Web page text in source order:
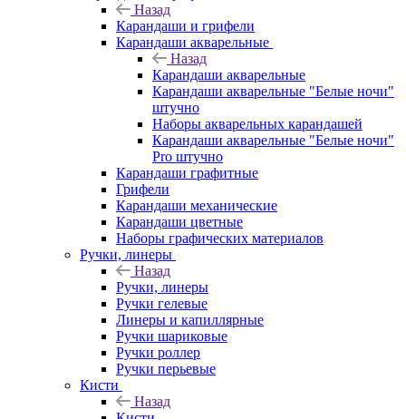
Назад
Карандаши и грифели
Карандаши акварельные
Назад
Карандаши акварельные
Карандаши акварельные "Белые ночи"
штучно
Наборы акварельных карандашей
Карандаши акварельные "Белые ночи"
Pro штучно
Карандаши графитные
Грифели
Карандаши механические
Карандаши цветные
Наборы графических материалов
Ручки, линеры
Назад
Ручки, линеры
Ручки гелевые
Линеры и капиллярные
Ручки шариковые
Ручки роллер
Ручки перьевые
Кисти
Назад